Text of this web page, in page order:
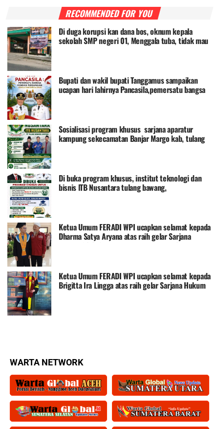
RECOMMENDED FOR YOU
Di duga korupsi kan dana bos, oknum kepala
sekolah SMP negeri 01, Menggala tuba, tidak mau
di kompermasi oleh awak media,
Bupati dan wakil bupati Tanggamus sampaikan
ucapan hari lahirnya Pancasila,pemersatu bangsa
Sosialisasi program khusus sarjana aparatur
kampung sekecamatan Banjar Margo kab, tulang
bawang Lampung
Di buka program khusus, institut teknologi dan
bisnis lTB Nusantara tulang bawang,
Ketua Umum FERADI WPI ucapkan selamat kepada
Dharma Satya Aryana atas raih gelar Sarjana
Biologi ( S.Si. )Universitas Diponegoro Semarang
Ketua Umum FERADI WPI ucapkan selamat kepada
Brigitta Ira Lingga atas raih gelar Sarjana Hukum
Universitas Terbuka
WARTA NETWORK